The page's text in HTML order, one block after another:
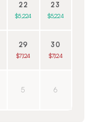
22
$5,224
23
$5,224
29
$7,124
30
$7,124
5 6